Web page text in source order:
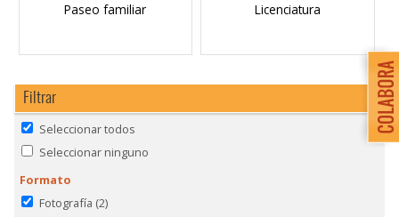
Paseo familiar Licenciatura
Filtrar
Seleccionar todos
Seleccionar ninguno
Formato
Fotografía (2)